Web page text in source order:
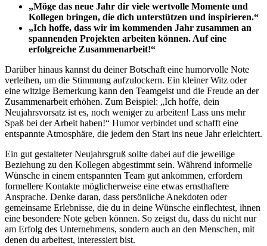
„Möge das neue Jahr dir viele wertvolle Momente und
Kollegen bringen, die dich unterstützen und inspirieren.“
„Ich hoffe, dass wir im kommenden Jahr zusammen an
spannenden Projekten arbeiten können. Auf eine
erfolgreiche Zusammenarbeit!“
Darüber hinaus kannst du deiner Botschaft eine humorvolle Note
verleihen, um die Stimmung aufzulockern. Ein kleiner Witz oder
eine witzige Bemerkung kann den Teamgeist und die Freude an der
Zusammenarbeit erhöhen. Zum Beispiel: „Ich hoffe, dein
Neujahrsvorsatz ist es, noch weniger zu arbeiten! Lass uns mehr
Spaß bei der Arbeit haben!“ Humor verbindet und schafft eine
entspannte Atmosphäre, die jedem den Start ins neue Jahr erleichtert.
Ein gut gestalteter Neujahrsgruß sollte dabei auf die jeweilige
Beziehung zu den Kollegen abgestimmt sein. Während informelle
Wünsche in einem entspannten Team gut ankommen, erfordern
formellere Kontakte möglicherweise eine etwas ernsthaftere
Ansprache. Denke daran, dass persönliche Anekdoten oder
gemeinsame Erlebnisse, die du in deine Wünsche einflechtest, ihnen
eine besondere Note geben können. So zeigst du, dass du nicht nur
am Erfolg des Unternehmens, sondern auch an den Menschen, mit
denen du arbeitest, interessiert bist.